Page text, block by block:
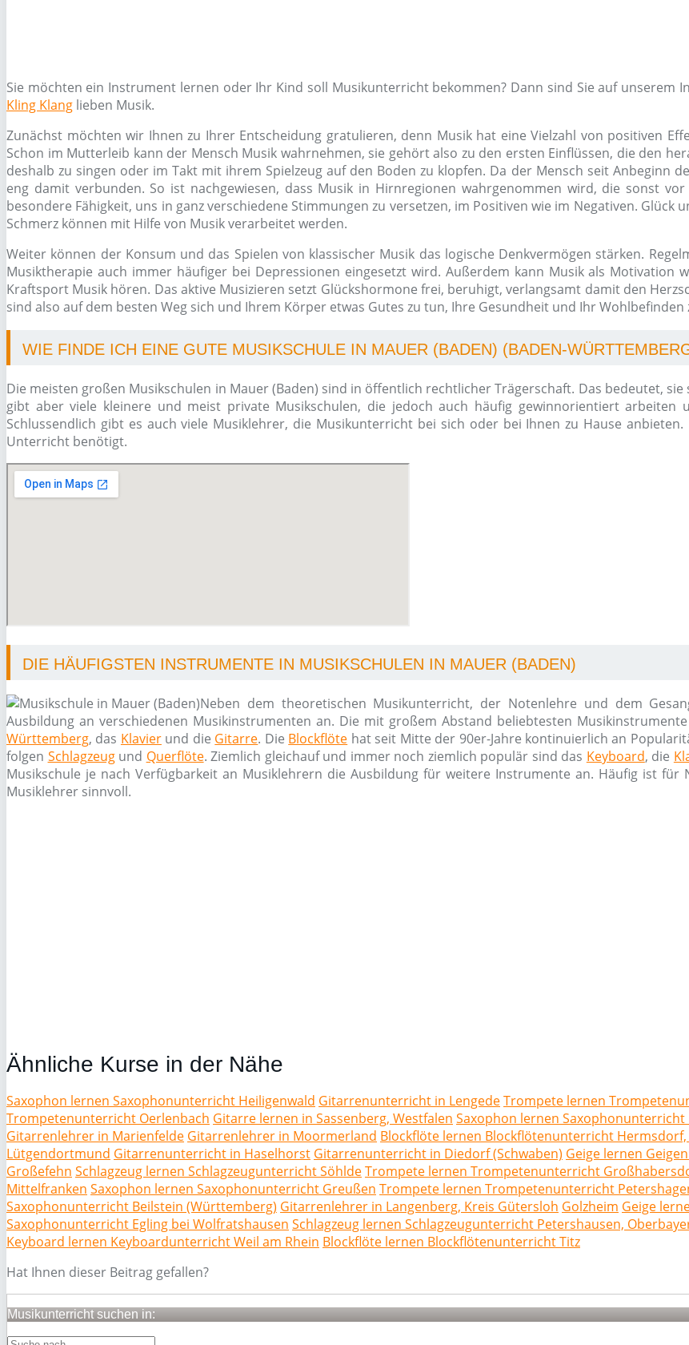
Sie möchten ein Instrument lernen oder Ihr Kind soll Musikunterricht bekommen? Dann sind Sie auf
Kling Klang lieben Musik.
Zunächst möchten wir Ihnen zu Ihrer Entscheidung gratulieren, denn Musik hat eine Vielzahl von positiven
Schon im Mutterleib kann der Mensch Musik wahrnehmen, sie gehört also zu den ersten Einflüssen, die den
deshalb zu singen oder im Takt mit ihrem Spielzeug auf den Boden zu klopfen. Da der Mensch seit Anbeginn
eng damit verbunden. So ist nachgewiesen, dass Musik in Hirnregionen wahrgenommen wird, die sonst
besondere Fähigkeit, uns in ganz verschiedene Stimmungen zu versetzen, im Positiven wie im Negativen.
Schmerz können mit Hilfe von Musik verarbeitet werden.
Weiter können der Konsum und das Spielen von klassischer Musik das logische Denkvermögen stärken.
Musiktherapie auch immer häufiger bei Depressionen eingesetzt wird. Außerdem kann Musik als Motivation
Kraftsport Musik hören. Das aktive Musizieren setzt Glückshormone frei, beruhigt, verlangsamt damit den
sind also auf dem besten Weg sich und Ihrem Körper etwas Gutes zu tun, Ihre Gesundheit und Ihr Wohlbefinden
WIE FINDE ICH EINE GUTE MUSIKSCHULE IN MAUER (BADEN) (BADEN-
Die meisten großen Musikschulen in Mauer (Baden) sind in öffentlich rechtlicher Trägerschaft. Das bedeutet,
gibt aber viele kleinere und meist private Musikschulen, die jedoch auch häufig gewinnorientiert arbeiten
Schlussendlich gibt es auch viele Musiklehrer, die Musikunterricht bei sich oder bei Ihnen zu Hause
Unterricht benötigt.
DIE HÄUFIGSTEN INSTRUMENTE IN MUSIKSCHULEN IN MAUER (BADEN)
Neben dem theoretischen Musikunterricht, der Notenlehre und dem
Ausbildung an verschiedenen Musikinstrumenten an. Die mit großem Abstand beliebtesten
Württemberg, das Klavierund die Gitarre. Die Blockflöte hat seit Mitte der 90er-Jahre kontinuierlich an
folgen Schlagzeugund Querflöte. Ziemlich gleichauf und immer noch ziemlich populär sind das Keyboard, die
Musikschule je nach Verfügbarkeit an Musiklehrern die Ausbildung für weitere Instrumente an. Häufig ist
Musiklehrer sinnvoll.
Ähnliche Kurse in der Nähe
Saxophon lernen Saxophonunterricht Heiligenwald Gitarrenunterricht in LengedeTrompete lernen
Trompetenunterricht Oerlenbach Gitarre lernen in Sassenberg, Westfalen Saxophon lernen Saxophonunterricht
Gitarrenlehrer in Marienfelde Gitarrenlehrer in Moormerland Blockflöte lernen Blockflötenunterricht
Lütgendortmund Gitarrenunterricht in Haselhorst Gitarrenunterricht in Diedorf (Schwaben) Geige lernen
Großefehn Schlagzeug lernen Schlagzeugunterricht SöhldeTrompete lernen Trompetenunterricht
Mittelfranken Saxophon lernen Saxophonunterricht Greußen Trompete lernen Trompetenunterricht
Saxophonunterricht Beilstein (Württemberg) Gitarrenlehrer in Langenberg, Kreis Gütersloh Golzheim Geige
Saxophonunterricht Egling bei Wolfratshausen Schlagzeug lernen Schlagzeugunterricht Petershausen,
Keyboard lernen Keyboardunterricht Weil am Rhein Blockflöte lernen Blockflötenunterricht Titz
Hat Ihnen dieser Beitrag gefallen?
Musikunterricht suchen in: